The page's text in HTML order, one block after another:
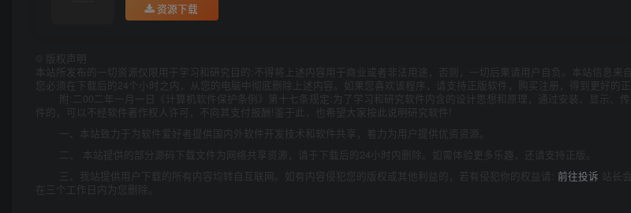
资源下载
版权声明
本站所发布的一切资源仅限用于学习和研究目的;不得将上述内容用于商业或者非法用途，否则，一切后果请用户自负。本站信息来
您必须在下载后的24个小时之内，从您的电脑中彻底删除上述内容。如果您喜欢该程序，请支持正版软件，购买注册，得到更好的正
附:二00二年一月一日《计算机软件保护条例》第十七条规定:为了学习和研究软件内含的设计思想和原理，通过安装、显示、
件的，可以不经软件著作权人许可，不向其支付报酬!鉴于此，也希望大家按此说明研究软件!
一、本站致力于为软件爱好者提供国内外软件开发技术和软件共享，着力为用户提供优资资源。
二、 本站提供的部分源码下载文件为网络共享资源，请于下载后的24小时内删除。如需体验更多乐趣，还请支持正版。
三、我站提供用户下载的所有内容均转自互联网。如有内容侵犯您的版权或其他利益的，若有侵犯你的权益请: 前往投诉 站长
在三个工作日内为您删除。